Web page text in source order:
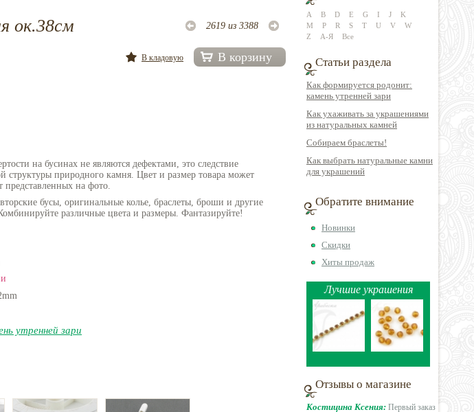
ок.38см 2619 из 3388
В корзину
В кладовую
на бусинах не являются дефектами, это следствие
структуры природного камня. Цвет и размер товара может
представленных на фото.
бусы, оригинальные колье, браслеты, броши и другие
различные цвета и размеры. Фантазируйте!
утренней зари
A B D E G I J
K
M
P R S T U V
W
Z
А-Я Все
Статьи раздела
Как формируется родонит:
камень утренней зари
Как ухаживать за украшениями
из натуральных камней
Собираем браслеты!
Как выбрать натуральные камни
для украшений
Обратите внимание
Новинки
Скидки
Хиты продаж
Лучшие украшения
Отзывы о магазине
Костицина Ксения: Первый заказ